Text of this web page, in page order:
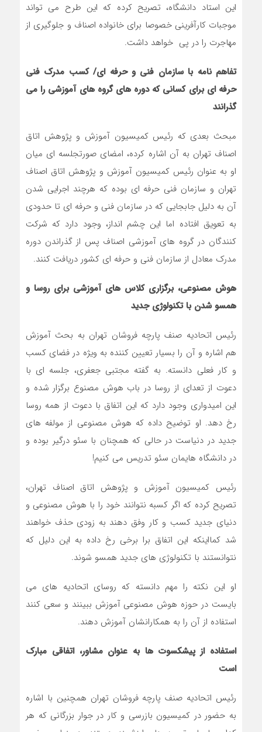
این استاد دانشگاه، تصریح کرده که این طرح می تواند
موجبات کارآفرینی خصوصا برای خانواده اصناف و جلوگیری از
مهاجرت را در پی خواهد داشت.
تفاهم نامه با سازمان فنی و حرفه ای/ کسب مدرک فنی
حرفه ای برای کسانی که دوره های گروه های آموزشی را می
گذرانند
مبحث بعدی که رئیس کمیسیون آموزش و پژوهش اتاق
اصناف تهران به آن اشاره کرده، امضای صورتجلسه ای میان
او به عنوان رئیس کمیسیون آموزش و پژوهش اتاق اصناف
تهران و سازمان فنی حرفه ای بوده که هرچند اجرایی شدن
آن به دلیل جابجایی که در سازمان فنی و حرفه ای تا حدودی
به تعویق افتاده اما این چشم انداز، وجود دارد که شرکت
کنندگان در گروه های آموزشی اصناف پس از گذراندن دوره
مدرک معادل از سازمان فنی و حرفه ای کشور دریافت کنند.
هوش مصنوعی، برگزاری کلاس های آموزشی برای روسا و
همسو شدن با تکنولوژی جدید
رئیس اتحادیه صنف پارچه فروشان تهران به بحث آموزش
هم اشاره و آن را بسیار تعیین کننده به ویژه در فضای کسب
و کار فعلی دانسته. به گفته مجتبی جعفری، جلسه ای با
دعوت از تعدای از روسا در باب هوش مصنوع برگزار شده و
این امیدواری وجود دارد که این اتفاق با دعوت از همه روسا
رخ دهد. او توضیح داده که هوش مصنوعی از مولفه های
جدید در دنیاست در حالی که همچنان با سئو درگیر بوده و
در دانشگاه هایمان سئو تدریس می کنیم!
رئیس کمیسیون آموزش و پژوهش اتاق اصناف تهران،
تصریح کرده که اگر کسبه نتوانند خود را با هوش مصنوعی و
دنیای جدید کسب و کار وفق دهند به زودی حذف خواهند
شد کمااینکه این اتفاق برا برخی رخ داده به این دلیل که
نتوانستند با تکنولوژی های جدید همسو شوند.
او این نکته را مهم دانسته که روسای اتحادیه های می
بایست در حوزه هوش مصنوعی آموزش ببینند و سعی کنند
استفاده از آن را به همکارانشان آموزش دهند.
استفاده از پیشکسوت ها به عنوان مشاور، اتفاقی مبارک
است
رئیس اتحادیه صنف پارچه فروشان تهران همچنین با اشاره
به حضور در کمیسیون بازرسی و کار در جوار بزرگانی که هر